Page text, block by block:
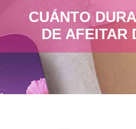
CUÁNTO
DE AFEITAR